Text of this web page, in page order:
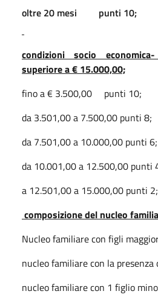
oltre 20 mesi
punti 10;
condizioni socio
superiore a € 15.000,00;
fino a € 3.500,00
punti 10;
da 3.501,00 a 7.500,00 punti 8;
da 7.501,00 a 10.000,00 punti 6;
da 10.001,00 a 12.500,00 punti
a 12.501,00 a 15.000,00 punti 2;
composizione del nucleo
Nucleo familiare con figli
nucleo familiare con la presenza
nucleo familiare con 1 figlio